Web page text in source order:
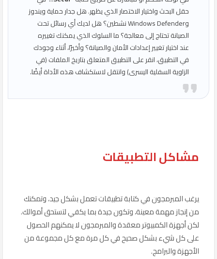
حقل البحث واختيار الاختصار الذي يظهر. هل جدار حماية ويندوز
وWindows Defender نشطين؟ هل لديك أي رسائل تحت
الصيانة تحتاج إلى معالجة؟ ما السلوك الذي يمكنك تغييره
عند اختيار تغيير إعدادات الأمان والصيانة؟ وأخيرًا، أثناء وجودك
في التطبيق، انقر على التطبيق المتعلق بتاريخ الملفات (في
الزاوية السفلية اليسرى) وانتقل لاستكشاف هذه الأداة أيضًا.
مشاكل التطبيقات
يرغب المبرمجون في كتابة تطبيقات تعمل بشكل جيد، وتمكنك
من إنجاز مهمة معينة، وتكون جيدة بما يكفي لتستحق أموالك.
لكن أجهزة الكمبيوتر معقدة والمبرمجون لا يمكنهم الحصول
على كل شيء بشكل صحيح في كل مرة مع كل مجموعة من
الأجهزة والبرامج.